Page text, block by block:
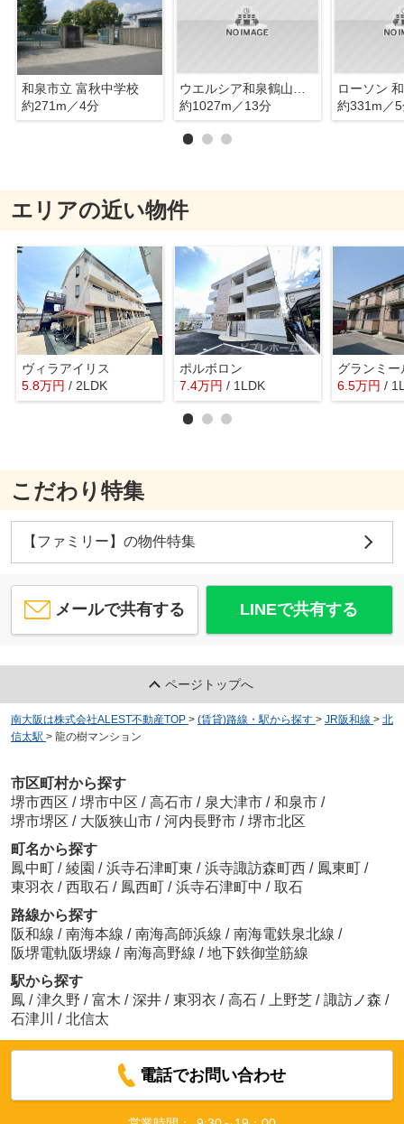
和泉市立 富秋中学校
約271m／4分
約1027m／13分
ローソン
約331m／
エリアの近い物件
ヴィラアイリス
5.8万円 / 2LDK
ポルボロン
7.4万円 / 1LDK
グランミー
6.5万円 /
こだわり特集
【ファミリー】の物件特集
メールで共有する LINEで共有する
ページトップへ
南大阪は株式会社ALEST不動産TOP > (賃貸)路線・駅から探す > JR阪和線 > 北
信太駅 > 龍の樹マンション
市区町村から探す
堺市西区 / 堺市中区 / 高石市 / 泉大津市 / 和泉市 /
堺市堺区 / 大阪狭山市 / 河内長野市 / 堺市北区
町名から探す
鳳中町 / 綾園 / 浜寺石津町東 / 浜寺諏訪森町西 / 鳳東町 /
東羽衣 / 西取石 / 鳳西町 / 浜寺石津町中 / 取石
路線から探す
阪和線 / 南海本線 / 南海高師浜線 / 南海電鉄泉北線 /
阪堺電軌阪堺線 / 南海高野線 / 地下鉄御堂筋線
駅から探す
鳳 / 津久野 / 富木 / 深井 / 東羽衣 / 高石 / 上野芝 / 諏訪ノ森 /
石津川
/ 北信太
電話でお問い合わせ